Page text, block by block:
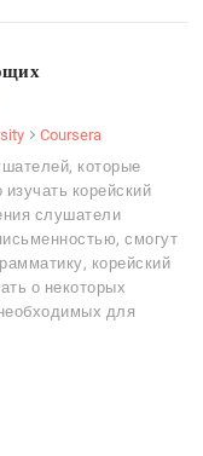
Coursera
которые
корейский
слушатели
смогут
корейский
о некоторых
для